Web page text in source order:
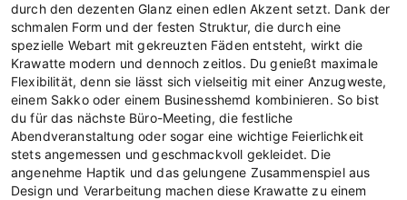
durch den dezenten Glanz einen edlen Akzent setzt. Dank der
schmalen Form und der festen Struktur, die durch eine
spezielle Webart mit gekreuzten Fäden entsteht, wirkt die
Krawatte modern und dennoch zeitlos. Du genießt maximale
Flexibilität, denn sie lässt sich vielseitig mit einer Anzugweste,
einem Sakko oder einem Businesshemd kombinieren. So bist
du für das nächste Büro-Meeting, die festliche
Abendveranstaltung oder sogar eine wichtige Feierlichkeit
stets angemessen und geschmackvoll gekleidet. Die
angenehme Haptik und das gelungene Zusammenspiel aus
Design und Verarbeitung machen diese Krawatte zu einem